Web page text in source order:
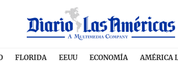
FLORIDA EEUU ECONOMÍA AMÉRICA